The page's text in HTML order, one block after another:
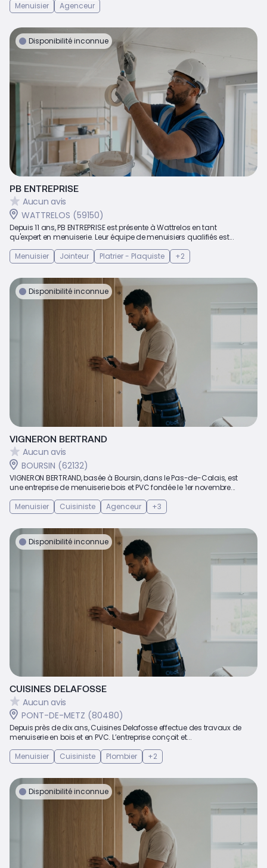
Menuisier
Agenceur
Disponibilité inconnue
PB ENTREPRISE
Aucun avis
WATTRELOS (59150)
Depuis 11 ans, PB ENTREPRISE est présente à Wattrelos en tant
qu'expert en menuiserie. Leur équipe de menuisiers qualifiés est...
Menuisier
Jointeur Platrier - Plaquiste +2
Disponibilité inconnue
VIGNERON BERTRAND
Aucun avis
BOURSIN (62132)
VIGNERON BERTRAND, basée à Boursin, dans le Pas-de-Calais, est
une entreprise de menuiserie bois et PVC fondée le 1er novembre...
Menuisier
Cuisiniste Agenceur +3
Disponibilité inconnue
CUISINES DELAFOSSE
Aucun avis
PONT-DE-METZ (80480)
Depuis près de dix ans, Cuisines Delafosse effectue des travaux de
menuiserie en bois et en PVC. L’entreprise conçoit et...
Menuisier
Cuisiniste Plombier +2
Disponibilité inconnue